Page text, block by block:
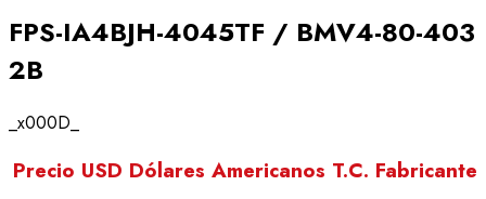
FPS-IA4BJH-4045TF / BMV4-80-403
2B
_x000D_
Precio USD Dólares Americanos T.C. Fabricante